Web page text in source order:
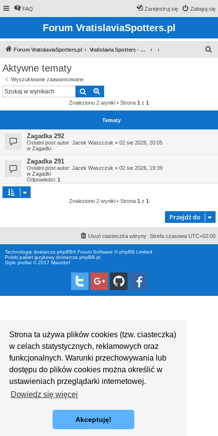
Strona ta używa plików cookies (tzw. ciasteczka)
w celach statystycznych, reklamowych oraz
funkcjonalnych. Warunki przechowywania lub
dostępu do plików cookies można określić w
ustawieniach przeglądarki internetowej.
Dowiedz się więcej
Akceptuję!
FAQ Zaloguj się
Zarejestruj się
Forum VratislaviaSpotters.pl
Forum VratislaviaSpotters.pl Vratislavia Spotters - Wroclawska grupa spotterska
Aktywne tematy
Wyszukiwanie zaawansowane
Szukaj
Znaleziono 2 wyniki • Strona 1 z 1
Tematy
Zagadka 292
Ostatni post autor: Jacek Waszczuk « 02 sie 2026, 20:05
w Zagadki
Zagadka 291
Ostatni post autor: Jacek Waszczuk « 02 sie 2026, 19:39
w Zagadki
Odpowiedzi: 1
Znaleziono 2 wyniki • Strona 1 z 1
Przejdź do
Strefa czasowa UTC+02:00
Usuń ciasteczka witryny
Technologię dostarcza phpBB® Forum Software © phpBB Limited
Polski pakiet językowy dostarcza phpBB.pl
Style proflat © 2017 Mazeltof